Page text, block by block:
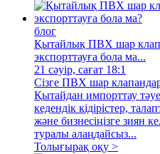
блог
Қытайлық ПВХ шар
экспорттауға бола ма...
21 сәуір, сағат 18:1
Сізге ПВХ шар
Қытайдан импорттау
кедендік кідірістер,
және бизнесіңізге зиян
туралы алаңдайсыз...
Толығырақ оқу >